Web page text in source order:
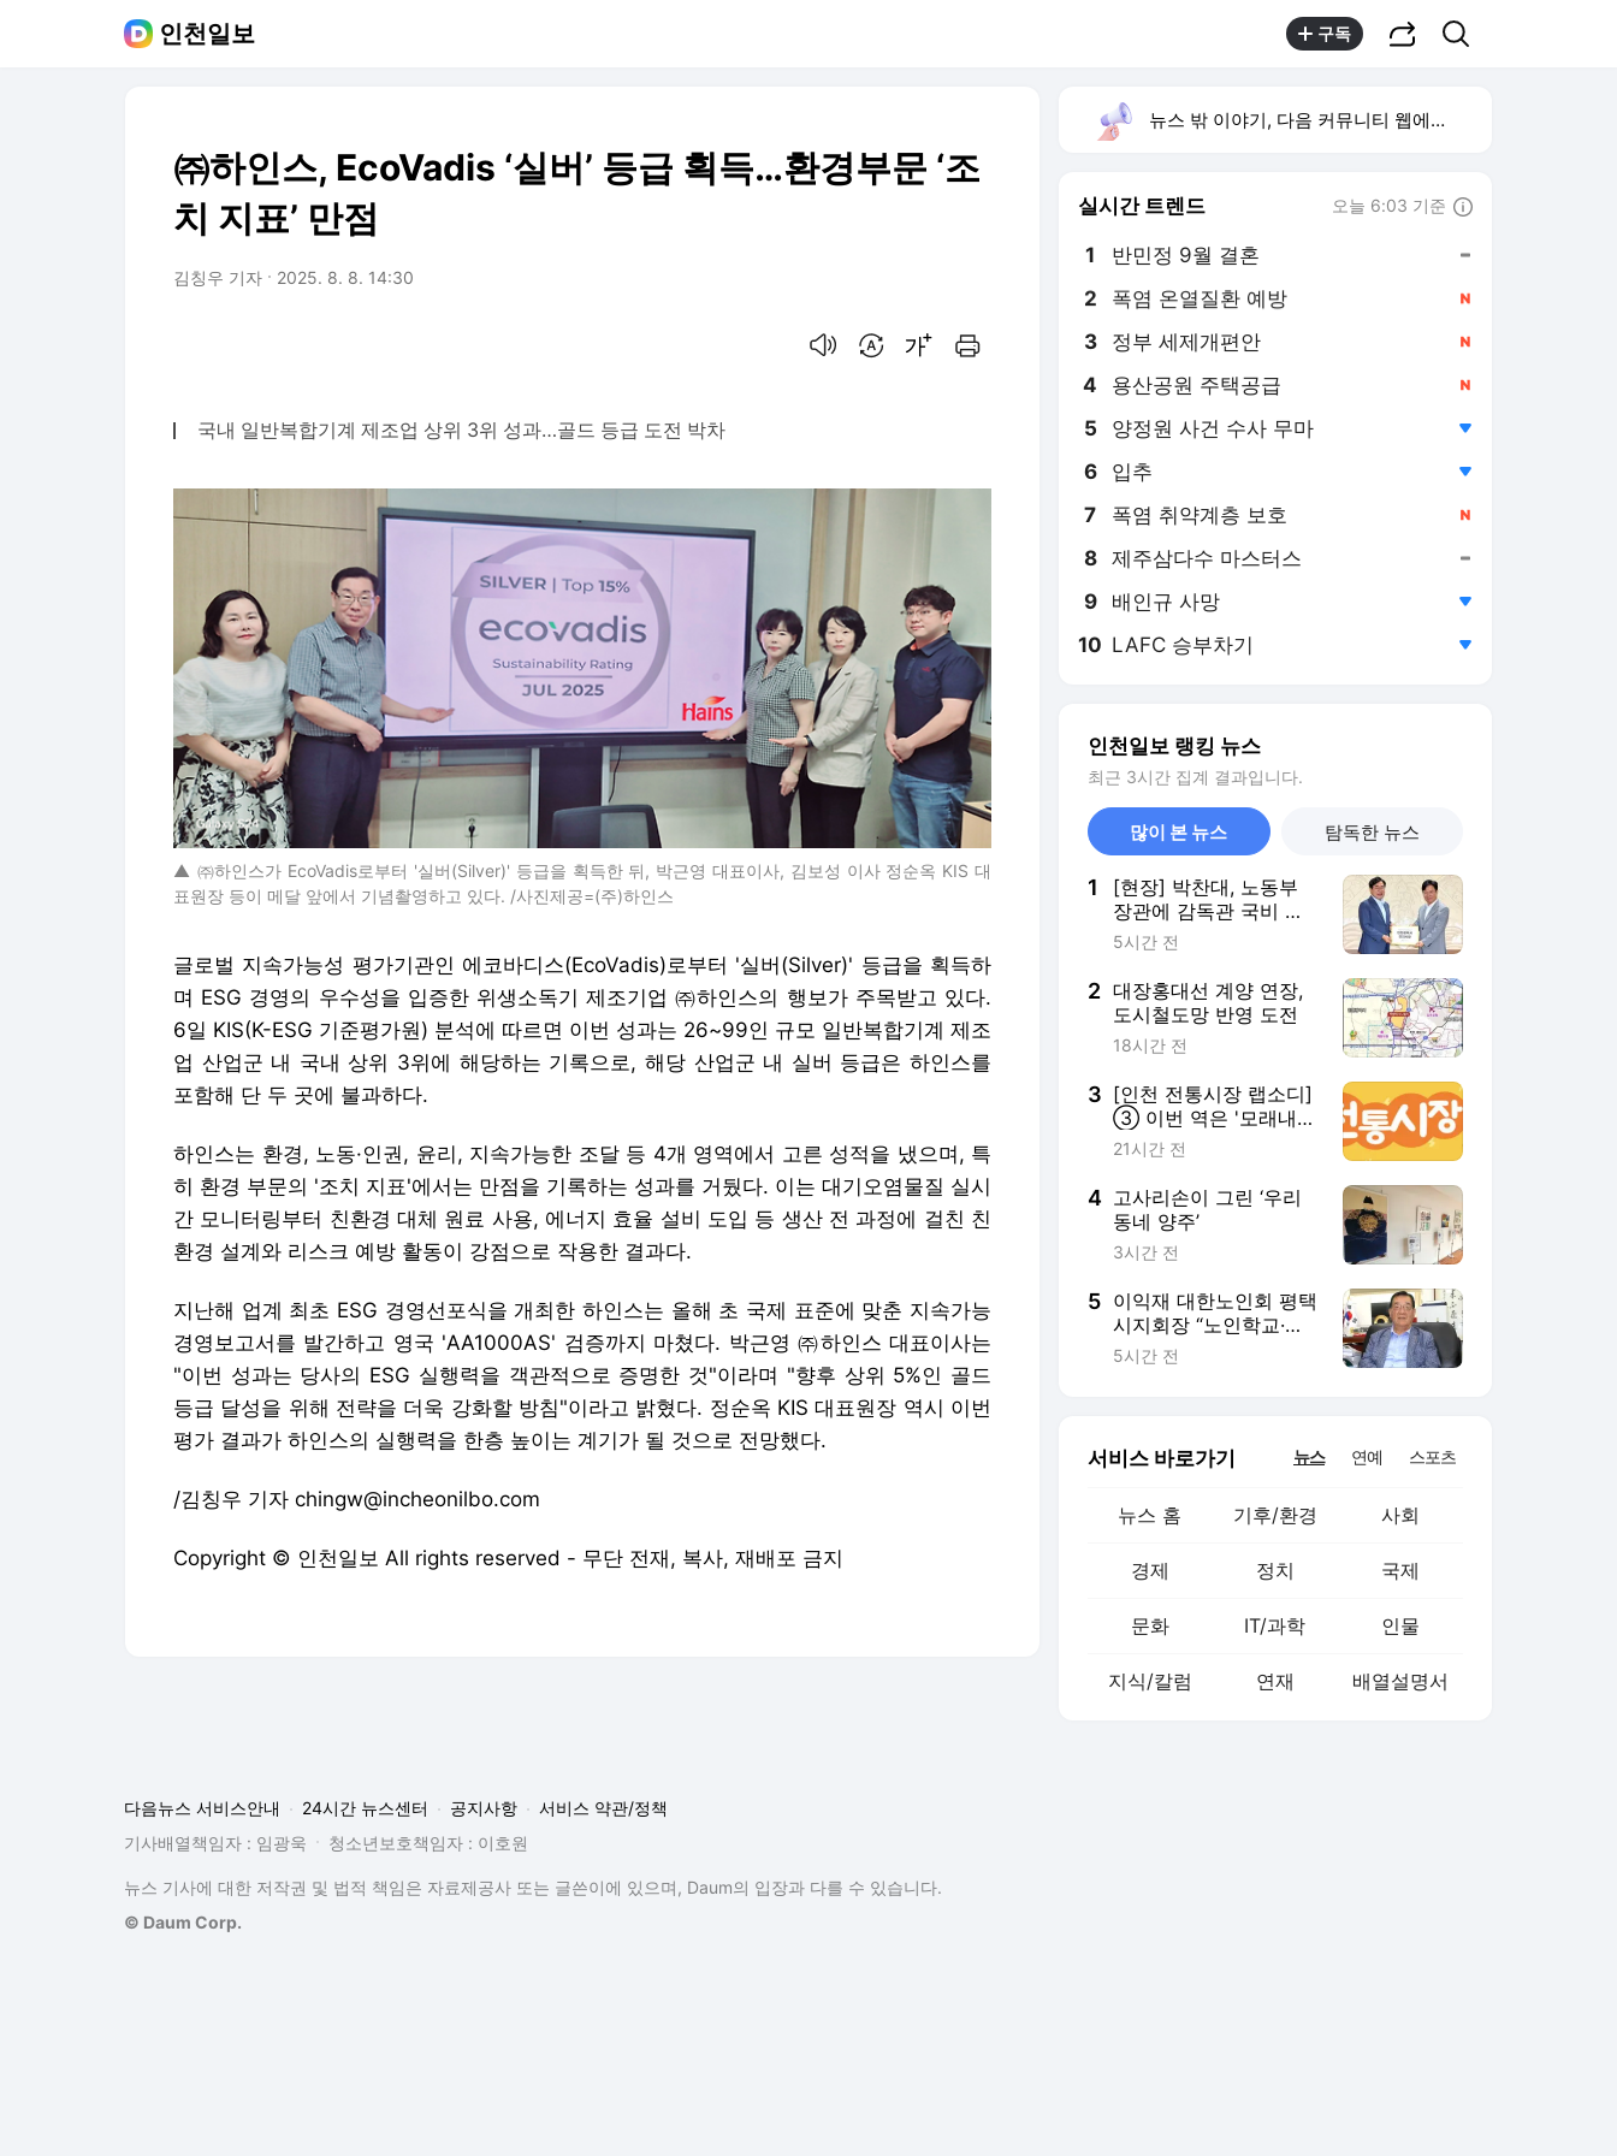
인천일보 구독
㈜하인스, EcoVadis ‘실버’ 등급 획득…환경부문 ‘조
치 지표’ 만점
김칭우 기자 2025. 8. 8. 14:30
국내 일반복합기계 제조업 상위 3위 성과…골드 등급 도전 박차
▲ ㈜하인스가 EcoVadis로부터 '실버(Silver)' 등급을 획득한 뒤, 박근영 대표이사, 김보성 이사 정순옥 KIS 대
표원장 등이 메달 앞에서 기념촬영하고 있다. /사진제공=(주)하인스
글로벌 지속가능성 평가기관인 에코바디스(EcoVadis)로부터 '실버(Silver)' 등급을 획득하
며 ESG 경영의 우수성을 입증한 위생소독기 제조기업 ㈜하인스의 행보가 주목받고 있다.
6일 KIS(K-ESG 기준평가원) 분석에 따르면 이번 성과는 26~99인 규모 일반복합기계 제조
업 산업군 내 국내 상위 3위에 해당하는 기록으로, 해당 산업군 내 실버 등급은 하인스를
포함해 단 두 곳에 불과하다.
하인스는 환경, 노동·인권, 윤리, 지속가능한 조달 등 4개 영역에서 고른 성적을 냈으며, 특
히 환경 부문의 '조치 지표'에서는 만점을 기록하는 성과를 거뒀다. 이는 대기오염물질 실시
간 모니터링부터 친환경 대체 원료 사용, 에너지 효율 설비 도입 등 생산 전 과정에 걸친 친
환경 설계와 리스크 예방 활동이 강점으로 작용한 결과다.
지난해 업계 최초 ESG 경영선포식을 개최한 하인스는 올해 초 국제 표준에 맞춘 지속가능
경영보고서를 발간하고 영국 'AA1000AS' 검증까지 마쳤다. 박근영 ㈜하인스 대표이사는
"이번 성과는 당사의 ESG 실행력을 객관적으로 증명한 것"이라며 "향후 상위 5%인 골드
등급 달성을 위해 전략을 더욱 강화할 방침"이라고 밝혔다. 정순옥 KIS 대표원장 역시 이번
평가 결과가 하인스의 실행력을 한층 높이는 계기가 될 것으로 전망했다.
/김칭우 기자 chingw@incheonilbo.com
Copyright © 인천일보 All rights reserved - 무단 전재, 복사, 재배포 금지
뉴스 밖 이야기, 다음 커뮤니티 웹에서 보기
실시간 트렌드 오늘 6:03 기준
1 반민정 9월 결혼
2 폭염 온열질환 예방
3 정부 세제개편안
4 용산공원 주택공급
5 양정원 사건 수사 무마
6 입추
7 폭염 취약계층 보호
8 제주삼다수 마스터스
9 배인규 사망
10 LAFC 승부차기
인천일보 랭킹 뉴스
최근 3시간 집계 결과입니다.
많이 본 뉴스 탐독한 뉴스
1
[현장] 박찬대, 노동부
장관에 감독관 국비 지
원 건의…맨홀 질식 예
5시간 전
2 대장홍대선 계양 연장,
도시철도망 반영 도전
18시간 전
3 [인천 전통시장 랩소디]
③ 이번 역은 '모래내시
장'…사람은 북적·먹거리
21시간 전
4 고사리손이 그린 ‘우리
동네 양주’
3시간 전
5 이익재 대한노인회 평택
시지회장 “노인학교·파
크골프·연꽃 관광으로
5시간 전
서비스 바로가기 뉴스 연예 스포츠
뉴스 홈 기후/환경 사회
경제 정치 국제
문화 IT/과학 인물
지식/칼럼 연재 배열설명서
다음뉴스 서비스안내 24시간 뉴스센터 공지사항
서비스 약관/정책
기사배열책임자 : 임광욱
청소년보호책임자 : 이호원
뉴스 기사에 대한 저작권 및 법적 책임은 자료제공사 또는 글쓴이에 있으며, Daum의 입장과 다를 수 있습니다.
© Daum Corp.